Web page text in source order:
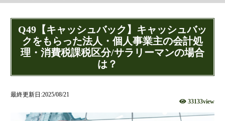
会社設立0円プラン
株式会社設立
合同会社設立
社団法人設立
財団法人設立
NPO法人設立
Q49【キャッシュバック】キャッシュバッ
クをもらった法人・個人事業主の会計処
理・消費税課税区分/サラリーマンの場合
は？
最終更新日:2025/08/21
33133view